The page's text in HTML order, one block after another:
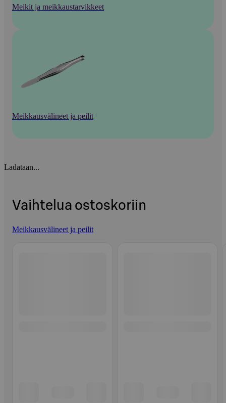
Meikit ja meikkaustarvikkeet
Meikkausvälineet ja peilit
Ladataan...
Vaihtelua ostoskoriin
Meikkausvälineet ja peilit